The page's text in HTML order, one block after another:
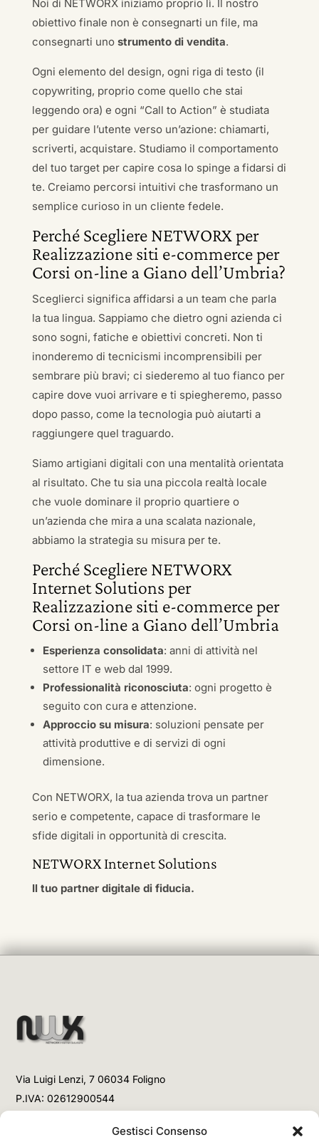
Gestisci Consenso
Noi di NETWORX iniziamo proprio lì. Il nostro
obiettivo finale non è consegnarti un file, ma
consegnarti uno strumento di vendita.
Ogni elemento del design, ogni riga di testo (il
copywriting, proprio come quello che stai
leggendo ora) e ogni “Call to Action” è studiata
per guidare l’utente verso un’azione: chiamarti,
scriverti, acquistare. Studiamo il comportamento
del tuo target per capire cosa lo spinge a fidarsi di
te. Creiamo percorsi intuitivi che trasformano un
semplice curioso in un cliente fedele.
Perché Scegliere NETWORX per
Realizzazione siti e-commerce per
Corsi on-line a Giano dell’Umbria?
Sceglierci significa affidarsi a un team che parla
la tua lingua. Sappiamo che dietro ogni azienda ci
sono sogni, fatiche e obiettivi concreti. Non ti
inonderemo di tecnicismi incomprensibili per
sembrare più bravi; ci siederemo al tuo fianco per
capire dove vuoi arrivare e ti spiegheremo, passo
dopo passo, come la tecnologia può aiutarti a
raggiungere quel traguardo.
Siamo artigiani digitali con una mentalità orientata
al risultato. Che tu sia una piccola realtà locale
che vuole dominare il proprio quartiere o
un’azienda che mira a una scalata nazionale,
abbiamo la strategia su misura per te.
Perché Scegliere NETWORX
Internet Solutions per
Realizzazione siti e-commerce per
Corsi on-line a Giano dell’Umbria
Esperienza consolidata: anni di attività nel
settore IT e web dal 1999.
Professionalità riconosciuta: ogni progetto è
seguito con cura e attenzione.
Approccio su misura: soluzioni pensate per
attività produttive e di servizi di ogni
dimensione.
Con NETWORX, la tua azienda trova un partner
serio e competente, capace di trasformare le
sfide digitali in opportunità di crescita.
NETWORX Internet Solutions
Il tuo partner digitale di fiducia.
Via Luigi Lenzi, 7 06034 Foligno
P.IVA: 02612900544